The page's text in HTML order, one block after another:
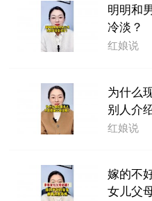
明明和
冷淡？
红娘说
为什么
别人介
红娘说
嫁的不
女儿父